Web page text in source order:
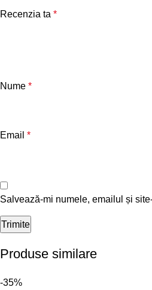
Recenzia ta *
Nume *
Email *
Salvează-mi numele, emailul și
Produse similare
-35%